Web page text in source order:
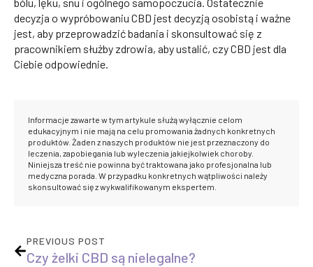
decyzja o wypróbowaniu CBD jest decyzją osobistą i ważne
jest, aby przeprowadzić badania i skonsultować się z
pracownikiem służby zdrowia, aby ustalić, czy CBD jest dla
Ciebie odpowiednie.
Informacje zawarte w tym artykule służą wyłącznie celom
edukacyjnym i nie mają na celu promowania żadnych konkretnych
produktów. Żaden z naszych produktów nie jest przeznaczony do
leczenia, zapobiegania lub wyleczenia jakiejkolwiek choroby.
Niniejsza treść nie powinna być traktowana jako profesjonalna lub
medyczna porada. W przypadku konkretnych wątpliwości należy
skonsultować się z wykwalifikowanym ekspertem.
PREVIOUS POST
Czy żelki CBD są nielegalne?